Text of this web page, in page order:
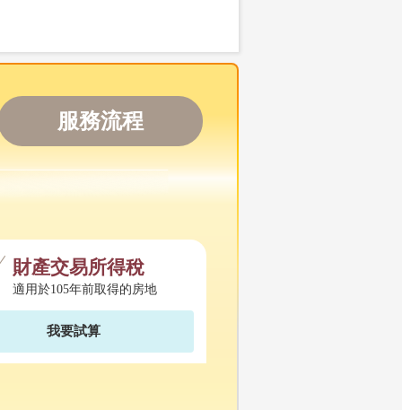
服務流程
財產交易所得稅
適用於105年前取得的房地
我要試算